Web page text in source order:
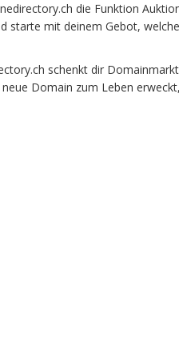
die Funktion
starte mit deinem Gebot,
schenkt dir
Domain zum Leben